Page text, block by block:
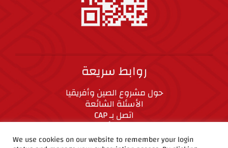
روابط سريعة
حول مشروع الصين وأفريقيا
الأسئلة الشائعة
اتصل بـ CAP
المعايير الأخلاقية
We use cookies on our website to remember your login